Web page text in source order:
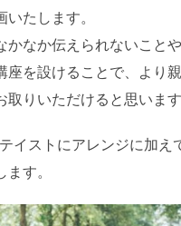
たします。
かなか伝えられないこと
座を設けることで、より
取りいただけると思います
イストにアレンジに加え
す。